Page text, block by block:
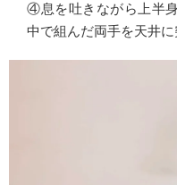
④息を吐きながら上半
中で組んだ両手を天井に